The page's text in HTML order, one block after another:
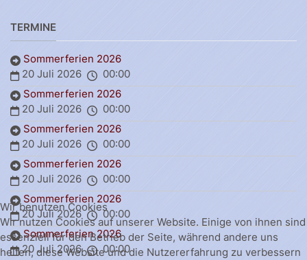
TERMINE
Sommerferien 2026
20 Juli 2026
00:00
Sommerferien 2026
20 Juli 2026
00:00
Sommerferien 2026
20 Juli 2026
00:00
Sommerferien 2026
20 Juli 2026
00:00
Sommerferien 2026
20 Juli 2026
00:00
Sommerferien 2026
20 Juli 2026
00:00
Wir benutzen Cookies
Wir nutzen Cookies auf unserer Website. Einige von ihnen sind
essenziell für den Betrieb der Seite, während andere uns
helfen, diese Website und die Nutzererfahrung zu verbessern